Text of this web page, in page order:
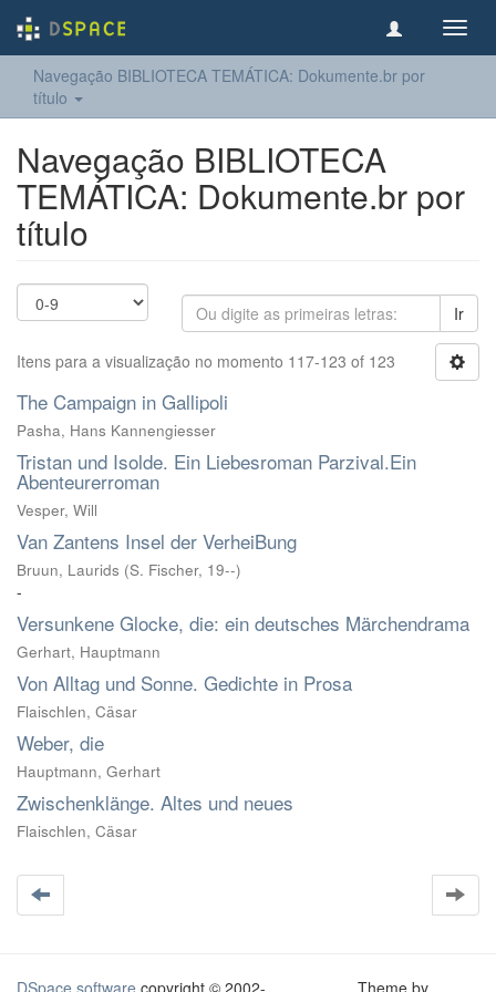
Navegação BIBLIOTECA TEMÁTICA: Dokumente.br por
título
Navegação BIBLIOTECA
TEMÁTICA: Dokumente.br por
título
Ir
Itens para a visualização no momento 117-123 of 123
The Campaign in Gallipoli
Pasha, Hans Kannengiesser
Tristan und Isolde. Ein Liebesroman Parzival.Ein
Abenteurerroman
Vesper, Will
Van Zantens Insel der VerheiBung
Bruun, Laurids (S. Fischer, 19--)
-
Versunkene Glocke, die: ein deutsches Märchendrama
Gerhart, Hauptmann
Von Alltag und Sonne. Gedichte in Prosa
Flaischlen, Cäsar
Weber, die
Hauptmann, Gerhart
Zwischenklänge. Altes und neues
Flaischlen, Cäsar
DSpace software copyright © 2002- Theme by